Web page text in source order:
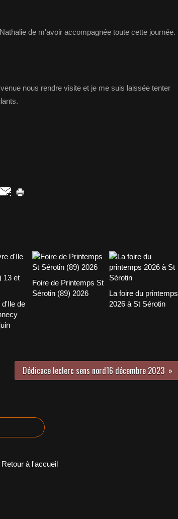
de m'avoir accompagnée toute cette journée.
nous rendre visite et je me suis laissée tenter
d'Ile de
Foire de Printemps St
Sérotin (89) 2026
La foire du printemps
2026 à St Sérotin
Dédicace leclerc sens nord16 décembre 2023
Retour à l'accueil